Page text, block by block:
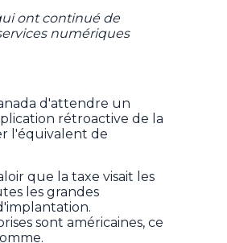
ont continué de
numériques
d'attendre un
rétroactive de la
l'équivalent de
que la taxe visait les
les grandes
sont américaines, ce